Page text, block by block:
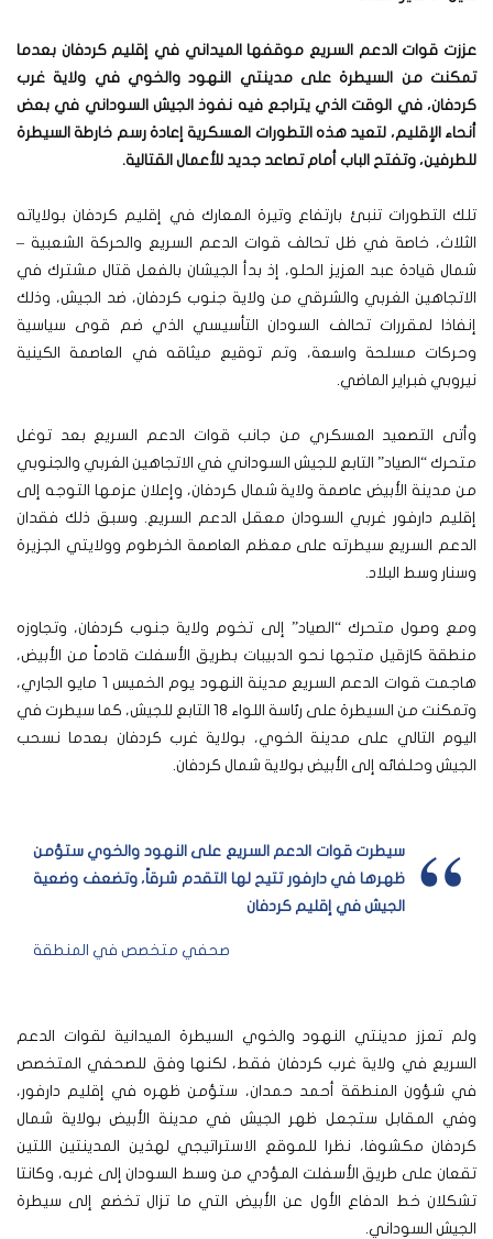
عززت قوات الدعم السريع موقفها الميداني في إقليم كردفان بعدما
تمكنت من السيطرة على مدينتي النهود والخوي في ولاية غرب
كردفان، في الوقت الذي يتراجع فيه نفوذ الجيش السوداني في بعض
أنحاء الإقليم، لتعيد هذه التطورات العسكرية إعادة رسم خارطة السيطرة
للطرفين، وتفتح الباب أمام تصاعد جديد للأعمال القتالية.
تلك التطورات تنبئ بارتفاع وتيرة المعارك في إقليم كردفان بولاياته
الثلاث، خاصة في ظل تحالف قوات الدعم السريع والحركة الشعبية –
شمال قيادة عبد العزيز الحلو، إذ بدأ الجيشان بالفعل قتال مشترك في
الاتجاهين الغربي والشرقي من ولاية جنوب كردفان، ضد الجيش، وذلك
إنفاذا لمقررات تحالف السودان التأسيسي الذي ضم قوى سياسية
وحركات مسلحة واسعة، وتم توقيع ميثاقه في العاصمة الكينية
نيروبي فبراير الماضي.
وأتى التصعيد العسكري من جانب قوات الدعم السريع بعد توغل
متحرك “الصياد” التابع للجيش السوداني في الاتجاهين الغربي والجنوبي
من مدينة الأبيض عاصمة ولاية شمال كردفان، وإعلان عزمها التوجه إلى
إقليم دارفور غربي السودان معقل الدعم السريع. وسبق ذلك فقدان
الدعم السريع سيطرته على معظم العاصمة الخرطوم وولايتي الجزيرة
وسنار وسط البلاد.
ومع وصول متحرك “الصياد” إلى تخوم ولاية جنوب كردفان، وتجاوزه
منطقة كازقيل متجها نحو الدبيبات بطريق الأسفلت قادماً من الأبيض،
هاجمت قوات الدعم السريع مدينة النهود يوم الخميس 1 مايو الجاري،
وتمكنت من السيطرة على رئاسة اللواء 18 التابع للجيش، كما سيطرت في
اليوم التالي على مدينة الخوي، بولاية غرب كردفان بعدما نسحب
الجيش وحلفائه إلى الأبيض بولاية شمال كردفان.
سيطرت قوات الدعم السريع على النهود والخوي ستؤمن
ظهرها في دارفور تتيح لها التقدم شرقاً، وتضعف وضعية
الجيش في إقليم كردفان
صحفي متخصص في المنطقة
ولم تعزز مدينتي النهود والخوي السيطرة الميدانية لقوات الدعم
السريع في ولاية غرب كردفان فقط، لكنها وفق للصحفي المتخصص
في شؤون المنطقة أحمد حمدان، ستؤمن ظهره في إقليم دارفور،
وفي المقابل ستجعل ظهر الجيش في مدينة الأبيض بولاية شمال
كردفان مكشوفا، نظرا للموقع الاستراتيجي لهذين المدينتين اللتين
تقعان على طريق الأسفلت المؤدي من وسط السودان إلى غربه، وكانتا
تشكلان خط الدفاع الأول عن الأبيض التي ما تزال تخضع إلى سيطرة
الجيش السوداني.